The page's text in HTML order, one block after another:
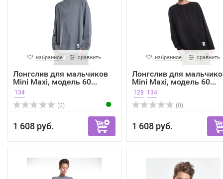
избранное сравнить
Лонгслив для мальчиков
Mini Maxi, модель 60...
134
(0)
1 608 руб.
избранное сравнить
Лонгслив для
Mini Maxi, модель 60...
128 134
(0)
1 608 руб.